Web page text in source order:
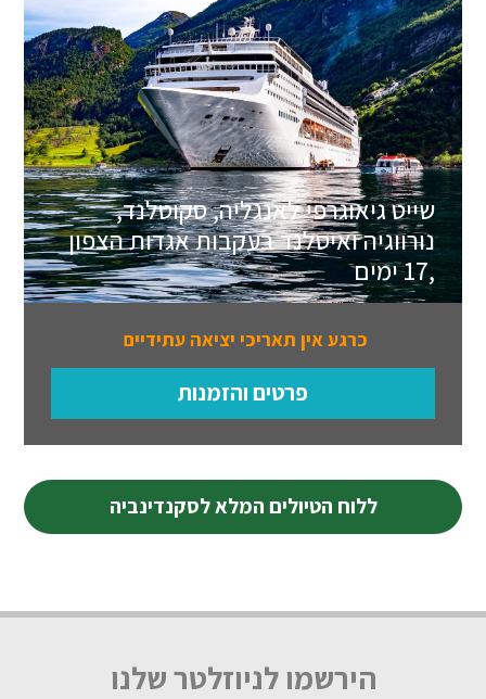
שייט גיאוגרפי לאנגליה, סקוטלנד,
נורווגיה ואיסלנד בעקבות אגדות הצפון
,17 ימים
כרגע אין תאריכי יציאה עתידיים
פרטים והזמנות
ללוח הטיולים המלא לסקנדינביה
הירשמו לניוזלטר שלנו